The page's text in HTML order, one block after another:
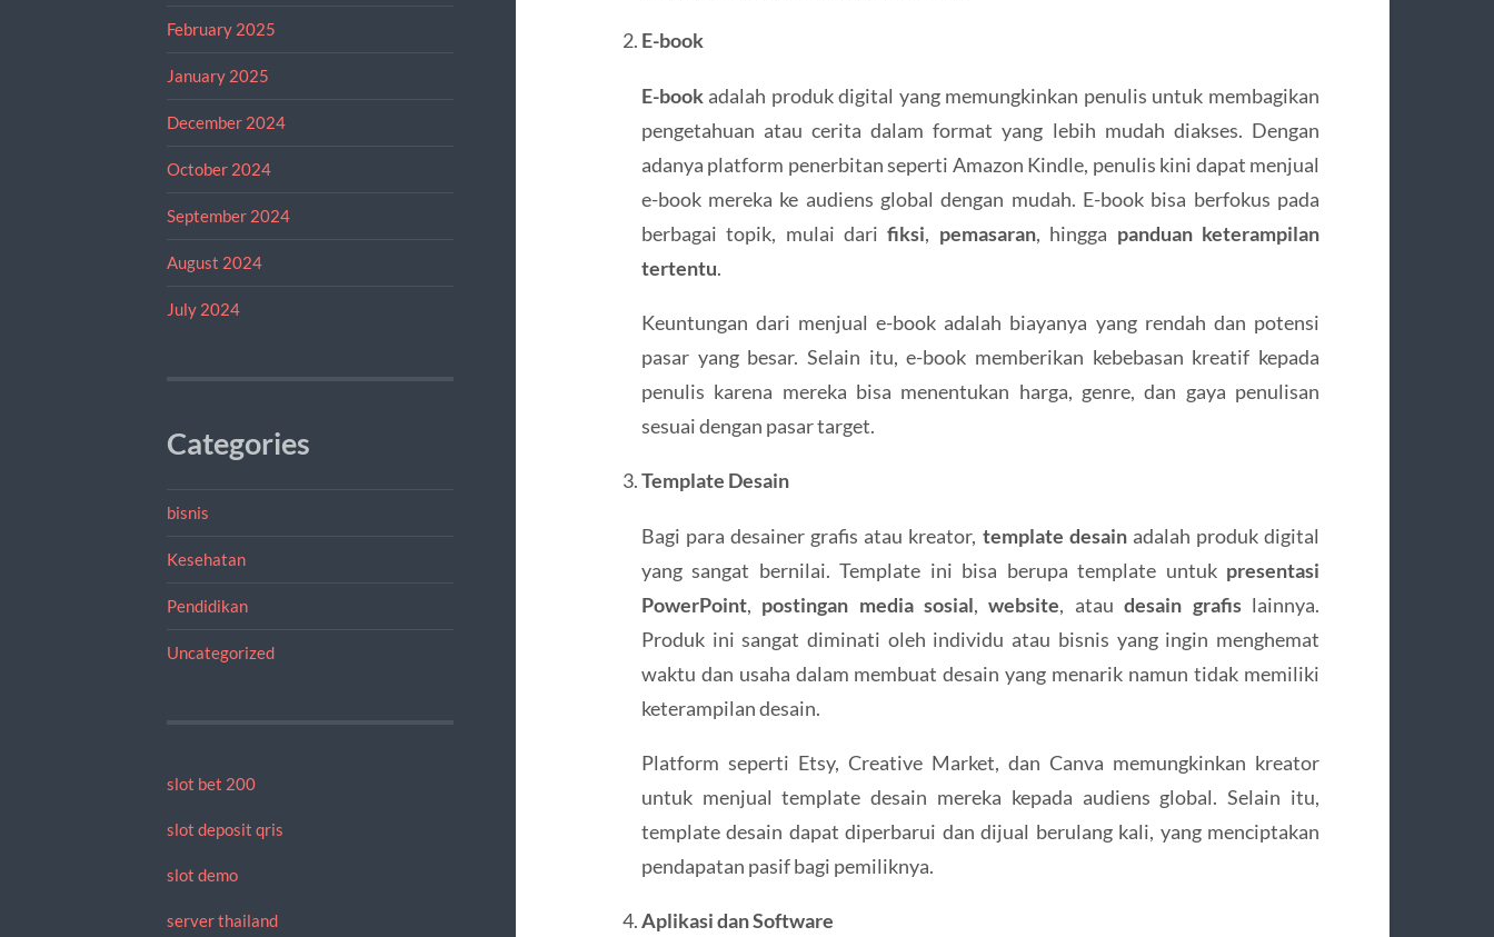
February 2025
January 2025
December 2024
October 2024
September 2024
August 2024
July 2024
Categories
bisnis
Kesehatan
Pendidikan
Uncategorized
slot bet 200
slot deposit qris
slot demo
server thailand
E-book
E-bookadalah produk digital yang memungkinkan penulis untuk membagikan
pengetahuan atau cerita dalam format yang lebih mudah diakses. Dengan
adanya platform penerbitan seperti Amazon Kindle, penulis kini dapat menjual
e-book mereka ke audiens global dengan mudah. E-book bisa berfokus pada
berbagai topik, mulai darifiksi, pemasaran, hingga panduan keterampilan
tertentu.
Keuntungan dari menjual e-book adalah biayanya yang rendah dan potensi
pasar yang besar. Selain itu, e-book memberikan kebebasan kreatif kepada
penulis karena mereka bisa menentukan harga, genre, dan gaya penulisan
sesuai dengan pasar target.
Template Desain
Bagi para desainer grafis atau kreator, template desainadalah produk digital
yang sangat bernilai. Template ini bisa berupa template untuk presentasi
PowerPoint, postingan media sosial,website, ataudesain grafislainnya.
Produk ini sangat diminati oleh individu atau bisnis yang ingin menghemat
waktu dan usaha dalam membuat desain yang menarik namun tidak memiliki
keterampilan desain.
Platform seperti Etsy, Creative Market, dan Canva memungkinkan kreator
untuk menjual template desain mereka kepada audiens global. Selain itu,
template desain dapat diperbarui dan dijual berulang kali, yang menciptakan
pendapatan pasif bagi pemiliknya.
Aplikasi dan Software